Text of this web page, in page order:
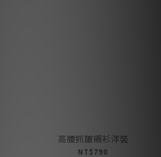
高腰抓皺襯衫洋裝
NT$790